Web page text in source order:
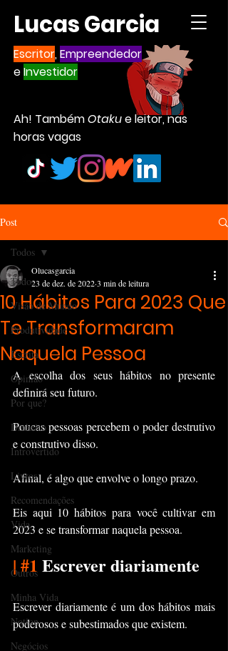
Lucas Garcia
Escritor,Empreendedor
eInvestidor
Ah! TambémOtakue leitor, nas
horas vagas
Post
Todos
Visão de Mundo
Produtividade
Escrita
Opinião
Por que?
Dinheiro
Introvertido
Livros
Recomendações
Vida
Marketing
Outros
Minha Vida
Notion
Negócios
Todos
10 Hábitos Para 2023 Que
Te Transformaram
Naquela Pessoa
Olucasgarcia
23 de dez. de 20223 min de leitura
A escolha dos seus hábitos no presente
definirá seu futuro.
Poucas pessoas percebem o poder destrutivo
e construtivo disso.
Afinal, é algo que envolve o longo prazo.
Eis aqui 10 hábitos para você cultivar em
2023 e se transformar naquela pessoa.
|#1 Escrever diariamente
Escrever diariamente é um dos hábitos mais
poderosos e subestimados que existem.